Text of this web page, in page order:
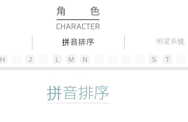
拼音排序 明星系统
H J L M N S T
拼音排序